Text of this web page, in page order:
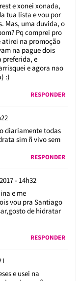
e xonei xonada,
tua lista e vou por
Mas, uma duvida, o
Pq comprei pro
atirei na promoção
na pague dois
preferida, e
e agora nao
:)
RESPONDER
diariamente todas
sim ñ vivo sem
RESPONDER
- 14h32
e me
vou pra Santiago
de hidratar
RESPONDER
e usei na